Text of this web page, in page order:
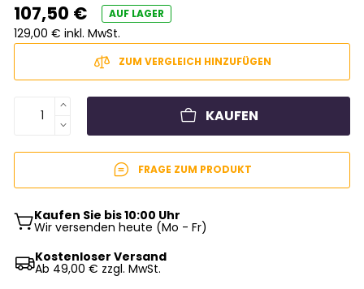
107,50 € AUF LAGER
129,00 € inkl. MwSt.
ZUM VERGLEICH HINZUFÜGEN
KAUFEN
FRAGE ZUM PRODUKT
Kaufen Sie bis 10:00 Uhr
Wir versenden heute (Mo - Fr)
Kostenloser Versand
Ab 49,00 € zzgl. MwSt.